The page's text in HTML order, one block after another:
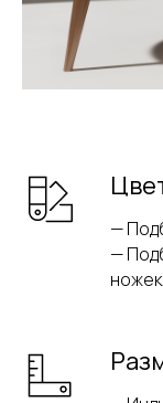
—
—
ножек